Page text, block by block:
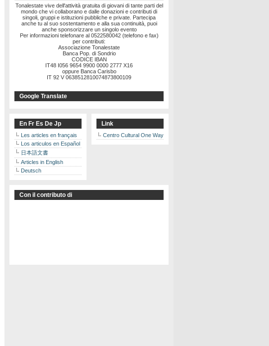
Tonalestate vive dell'attività gratuita di giovani di tante parti del
mondo che vi collaborano e dalle donazioni e contributi di
singoli, gruppi e istituzioni pubbliche e private. Partecipa
anche tu al suo sostentamento e alla sua continuità, puoi
anche sponsorizzare un singolo evento
Per informazioni telefonare al 0522580042 (telefono e fax)
per contributi:
Associazione Tonalestate
Banca Pop. di Sondrio
CODICE IBAN
IT48 I056 9654 9900 0000 2777 X16
oppure Banca Carisbo
IT 92 V 0638512810074873800109
Google Translate
En Fr Es De Jp
Les articles en français
Los articulos en Español
日本語文書
Articles in English
Deutsch
Link
Centro Cultural One Way
Con il contributo di